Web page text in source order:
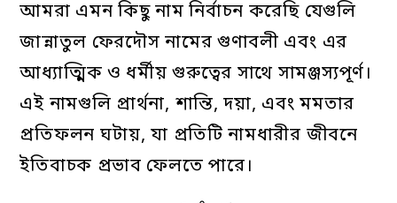
আমরা এমন কিছু নাম নির্বাচন করেছি যেগুলি
জান্নাতুল ফেরদৌস নামের গুণাবলী এবং এর
আধ্যাত্মিক ও ধর্মীয় গুরুত্বের সাথে সামঞ্জস্যপূর্ণ।
এই নামগুলি প্রার্থনা, শান্তি, দয়া, এবং মমতার
প্রতিফলন ঘটায়, যা প্রতিটি নামধারীর জীবনে
ইতিবাচক প্রভাব ফেলতে পারে।